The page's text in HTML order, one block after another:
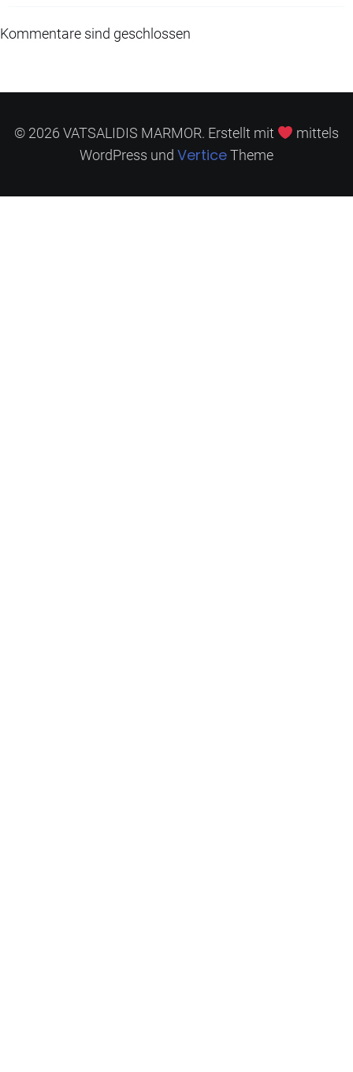
Kommentare sind geschlossen
© 2026 VATSALIDIS MARMOR. Erstellt mit
mittels
WordPress und VerticeTheme